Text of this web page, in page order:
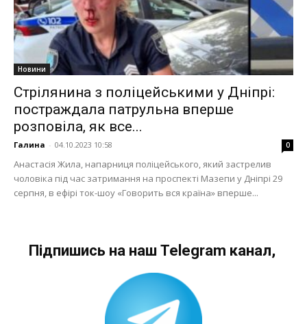
Новини
Стрілянина з поліцейськими у Дніпрі:
постраждала патрульна вперше
розповіла, як все...
Галина - 04.10.2023 10:58 0
Анастасія Жила, напарниця поліцейського, який застрелив
чоловіка під час затримання на проспекті Мазепи у Дніпрі 29
серпня, в ефірі ток-шоу «Говорить вся країна» вперше...
Підпишись на наш Telegram канал,